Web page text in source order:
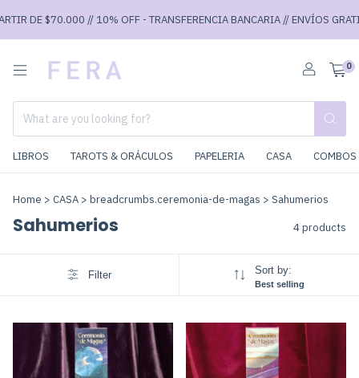
DE $70.000 // 10% OFF - TRANSFERENCIA BANCARIA // ENVÍOS
0
LIBROS TAROTS & ORÁCULOS PAPELERIA CASA
Home > CASA > breadcrumbs.ceremonia-de-magas > Sahumerios
Sahumerios 4 products
Filter Sort by:
Best selling